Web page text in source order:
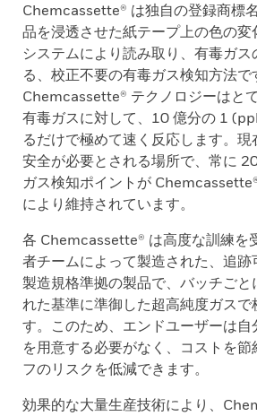
Chemcassette® は独自の登録商標
品を浸透させた紙テープ上の色の変
システムにより読み取り、有毒ガス
る、校正不要の有毒ガス検知方法で
Chemcassette® テクノロジーはと
有毒ガスに対して、10 億分の 1
るだけで極めて速く反応します。現
安全が必要とされる場所で、常に
ガス検知ポイントが
により維持されています。
各 Chemcassette® は高度な訓練を
者チームによって製造された、追
製造規格準拠の製品で、バッチごと
れた基準に準御した超高純度ガスで
す。このため、エンドユーザーは
を用意する必要がなく、コストを節
フのリスクを低減できます。
効果的な大量生産技術により、